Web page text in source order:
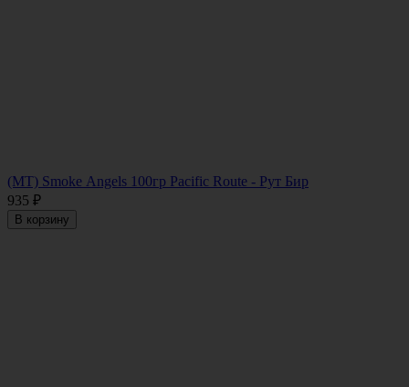
(MT) Smoke Angels 100гр Pacific Route - Рут Бир
935 ₽
В корзину